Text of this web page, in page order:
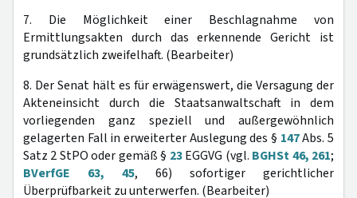
7. Die Möglichkeit einer Beschlagnahme von
Ermittlungsakten durch das erkennende Gericht ist
grundsätzlich zweifelhaft. (Bearbeiter)
8. Der Senat hält es für erwägenswert, die Versagung der
Akteneinsicht durch die Staatsanwaltschaft in dem
vorliegenden ganz speziell und außergewöhnlich
gelagerten Fall in erweiterter Auslegung des § 147Abs. 5
Satz 2 StPO oder gemäß § 23EGGVG (vgl. BGHSt 46, 261;
BVerfGE 63, 45, 66) sofortiger gerichtlicher
Überprüfbarkeit zu unterwerfen. (Bearbeiter)